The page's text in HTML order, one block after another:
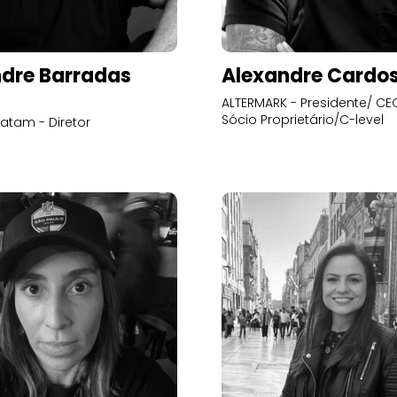
Barradas
- Diretor
Alexandre
ALTERMARK - Presidente/
Sócio Proprietário/C-level